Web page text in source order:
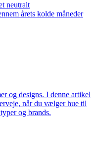
neutralt
årets kolde måneder
og designs. I denne artikel
når du vælger hue til
og brands.